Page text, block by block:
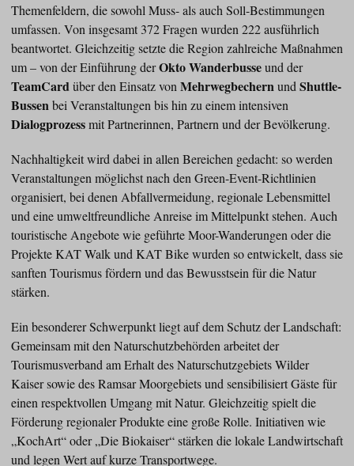
Themenfeldern, die sowohl Muss- als auch Soll-Bestimmungen
umfassen. Von insgesamt 372 Fragen wurden 222 ausführlich
beantwortet. Gleichzeitig setzte die Region zahlreiche Maßnahmen
um – von der Einführung derOkto Wanderbusseund der
TeamCardüber den Einsatz von Mehrwegbechernund Shuttle-
Bussenbei Veranstaltungen bis hin zu einem intensiven
Dialogprozessmit Partnerinnen, Partnern und der Bevölkerung.
Nachhaltigkeit wird dabei in allen Bereichen gedacht: so werden
Veranstaltungen möglichst nach den Green-Event-Richtlinien
organisiert, bei denen Abfallvermeidung, regionale Lebensmittel
und eine umweltfreundliche Anreise im Mittelpunkt stehen. Auch
touristische Angebote wie geführte Moor-Wanderungen oder die
Projekte KAT Walk und KAT Bike wurden so entwickelt, dass sie
sanften Tourismus fördern und das Bewusstsein für die Natur
stärken.
Ein besonderer Schwerpunkt liegt auf dem Schutz der Landschaft:
Gemeinsam mit den Naturschutzbehörden arbeitet der
Tourismusverband am Erhalt des Naturschutzgebiets Wilder
Kaiser sowie des Ramsar Moorgebiets und sensibilisiert Gäste für
einen respektvollen Umgang mit Natur. Gleichzeitig spielt die
Förderung regionaler Produkte eine große Rolle. Initiativen wie
„KochArt“ oder „Die Biokaiser“ stärken die lokale Landwirtschaft
und legen Wert auf kurze Transportwege.